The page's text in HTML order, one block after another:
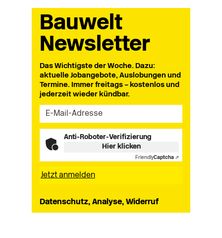
Bauwelt
Newsletter
Das Wichtigste der Woche. Dazu:
aktuelle Jobangebote, Auslobungen und
Termine. Immer freitags – kostenlos und
jederzeit wieder kündbar.
Anti-Roboter-Verifizierung
Hier klicken
FriendlyCaptcha ⇗
Datenschutz, Analyse, Widerruf